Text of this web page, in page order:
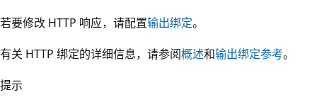
若要修改 HTTP 响应，请配置输出绑定。
有关 HTTP 绑定的详细信息，请参阅概述和输出绑定参考。
提示